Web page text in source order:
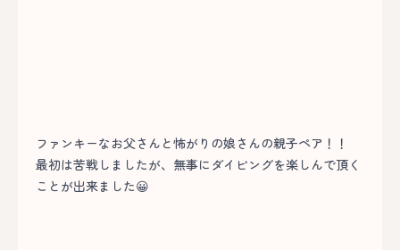
ファンキーなお父さんと怖がりの娘さんの親子ペア！！
最初は苦戦しましたが、無事にダイビングを楽しんで頂く
ことが出来ました😀